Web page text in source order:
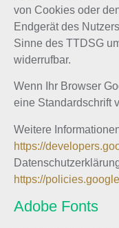
von Cookies oder
Endgerät des
Sinne des TTDSG
widerrufbar.
Wenn Ihr Browser
eine Standardschrift
Weitere
https://
https://
Adobe Fonts